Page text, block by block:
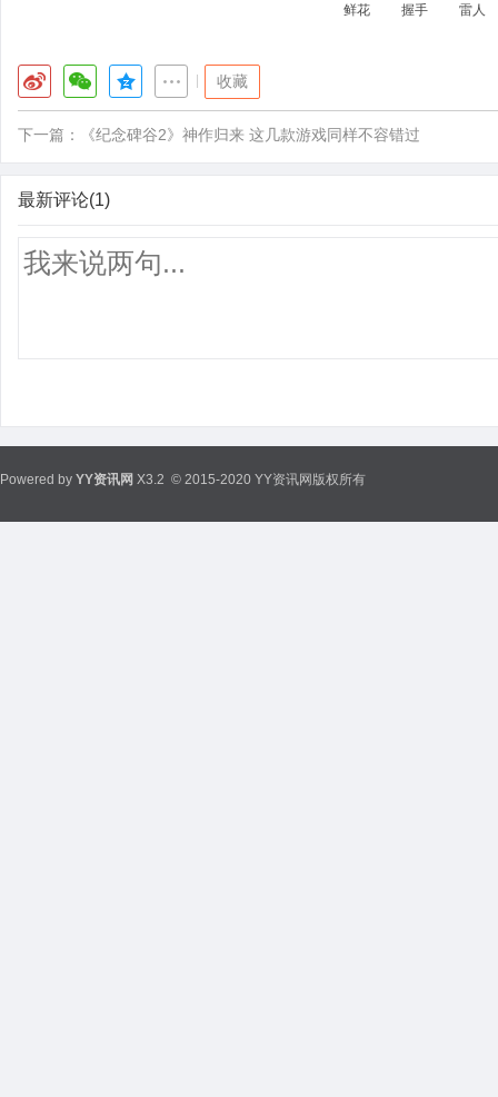
鲜花 握手 雷人
收藏
下一篇： 《纪念碑谷2》神作归来 这几款游戏同样不容错过
最新评论(1)
Powered by YY资讯网 X3.2 © 2015-2020 YY资讯网版权所有